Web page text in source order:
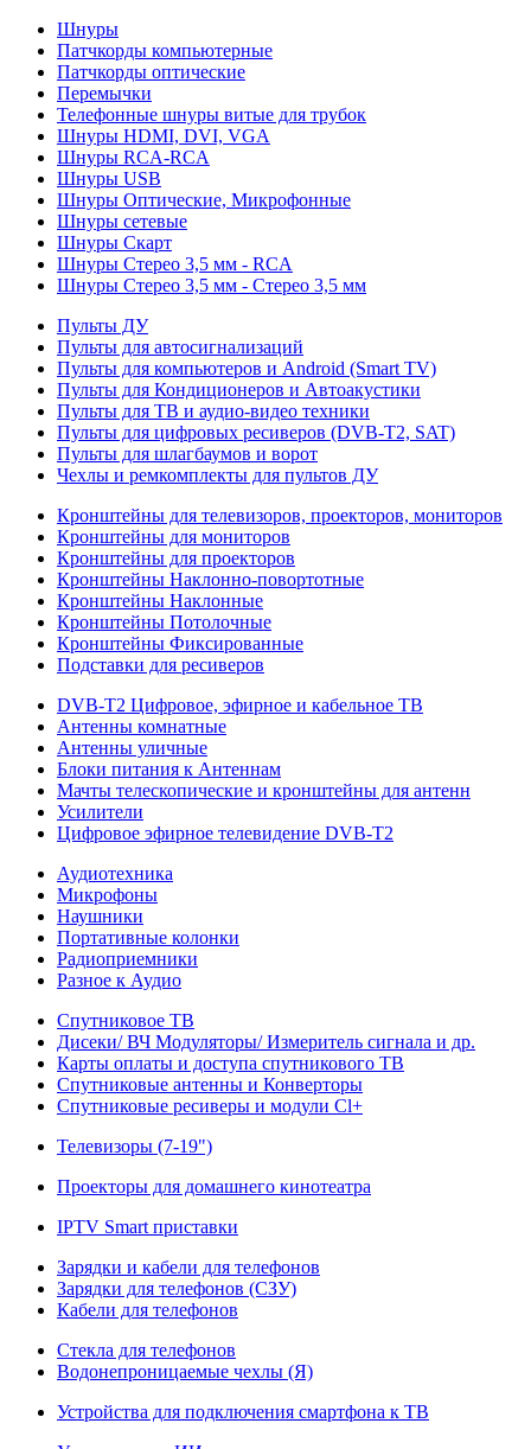
Шнуры
Патчкорды компьютерные
Патчкорды оптические
Перемычки
Телефонные шнуры витые для трубок
Шнуры HDMI, DVI, VGA
Шнуры RCA-RCA
Шнуры USB
Шнуры Оптические, Микрофонные
Шнуры сетевые
Шнуры Скарт
Шнуры Стерео 3,5 мм - RCA
Шнуры Стерео 3,5 мм - Стерео 3,5 мм
Пульты ДУ
Пульты для автосигнализаций
Пульты для компьютеров и Android (Smart TV)
Пульты для Кондиционеров и Автоакустики
Пульты для ТВ и аудио-видео техники
Пульты для цифровых ресиверов (DVB-T2, SAT)
Пульты для шлагбаумов и ворот
Чехлы и ремкомплекты для пультов ДУ
Кронштейны для телевизоров, проекторов, мониторов
Кронштейны для мониторов
Кронштейны для проекторов
Кронштейны Наклонно-повортотные
Кронштейны Наклонные
Кронштейны Потолочные
Кронштейны Фиксированные
Подставки для ресиверов
DVB-T2 Цифровое, эфирное и кабельное ТВ
Антенны комнатные
Антенны уличные
Блоки питания к Антеннам
Мачты телескопические и кронштейны для антенн
Усилители
Цифровое эфирное телевидение DVB-Т2
Аудиотехника
Микрофоны
Наушники
Портативные колонки
Радиоприемники
Разное к Аудио
Спутниковое ТВ
Дисеки/ ВЧ Модуляторы/ Измеритель сигнала и др.
Карты оплаты и доступа спутникового ТВ
Спутниковые антенны и Конверторы
Спутниковые ресиверы и модули Cl+
Телевизоры (7-19")
Проекторы для домашнего кинотеатра
IPTV Smart приставки
Зарядки и кабели для телефонов
Зарядки для телефонов (СЗУ)
Кабели для телефонов
Стекла для телефонов
Водонепроницаемые чехлы (Я)
Устройства для подключения смартфона к ТВ